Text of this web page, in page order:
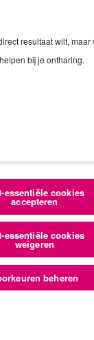
resultaat wilt,
bij je ontharing.
essentiële cookies
accepteren
essentiële cookies
weigeren
beheren